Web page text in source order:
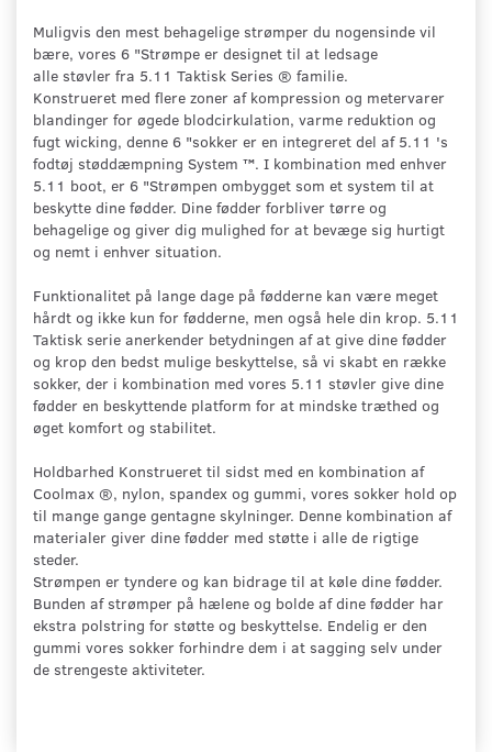
Muligvis den mest behagelige strømper du nogensinde vil
bære, vores 6 "Strømpe er designet til at ledsage
alle støvler fra 5.11 Taktisk Series ® familie.
Konstrueret med flere zoner af kompression og metervarer
blandinger for øgede blodcirkulation, varme reduktion og
fugt wicking, denne 6 "sokker er en integreret del af 5.11 's
fodtøj støddæmpning System ™. I kombination med enhver
5.11 boot, er 6 "Strømpen ombygget som et system til at
beskytte dine fødder. Dine fødder forbliver tørre og
behagelige og giver dig mulighed for at bevæge sig hurtigt
og nemt i enhver situation.
Funktionalitet på lange dage på fødderne kan være meget
hårdt og ikke kun for fødderne, men også hele din krop. 5.11
Taktisk serie anerkender betydningen af at give dine fødder
og krop den bedst mulige beskyttelse, så vi skabt en række
sokker, der i kombination med vores 5.11 støvler give dine
fødder en beskyttende platform for at mindske træthed og
øget komfort og stabilitet.
Holdbarhed Konstrueret til sidst med en kombination af
Coolmax ®, nylon, spandex og gummi, vores sokker hold op
til mange gange gentagne skylninger. Denne kombination af
materialer giver dine fødder med støtte i alle de rigtige
steder.
Strømpen er tyndere og kan bidrage til at køle dine fødder.
Bunden af strømper på hælene og bolde af dine fødder har
ekstra polstring for støtte og beskyttelse. Endelig er den
gummi vores sokker forhindre dem i at sagging selv under
de strengeste aktiviteter.